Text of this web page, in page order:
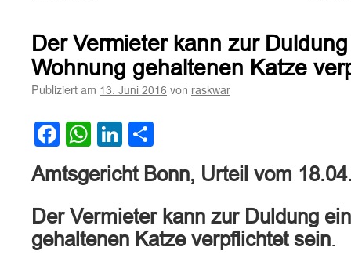
Der Vermieter kann zur
Wohnung gehaltenen Katze
Publiziert am 13. Juni 2016 von raskwar
Facebook
WhatsApp
LinkedIn
Amtsgericht Bonn, Urteil vom
Der Vermieter kann zur Duldung
gehaltenen Katze verpflichtet sein.